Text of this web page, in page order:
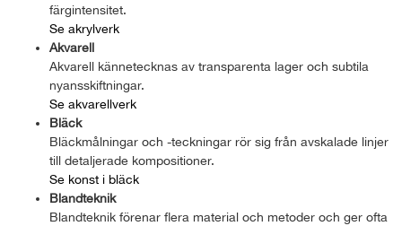
färgintensitet.
Se akrylverk
Akvarell
Akvarell kännetecknas av transparenta lager och subtila
nyansskiftningar.
Se akvarellverk
Bläck
Bläckmålningar och -teckningar rör sig från avskalade linjer
till detaljerade kompositioner.
Se konst i bläck
Blandteknik
Blandteknik förenar flera material och metoder och ger ofta